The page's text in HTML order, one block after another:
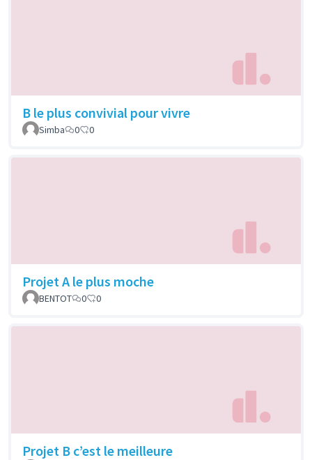
B le plus convivial pour vivre
Simba 0 0
Projet A le plus moche
BENTOT 0 0
Projet B c’est le meilleure